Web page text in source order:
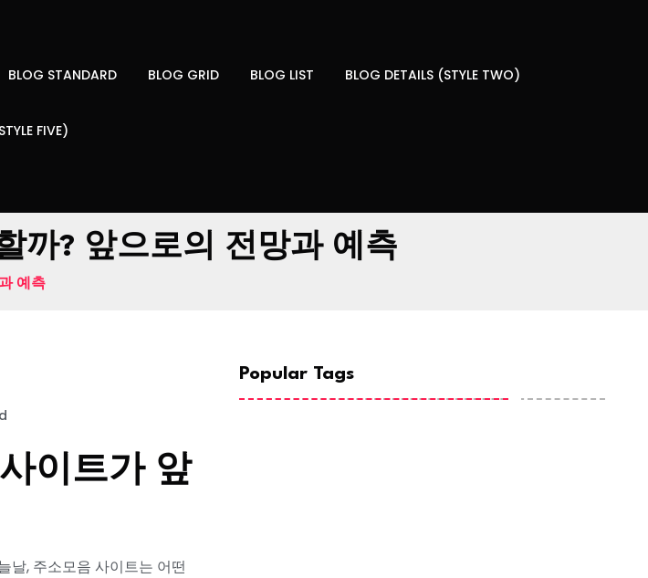
BLOG STANDARD BLOG GRID BLOG LIST BLOG DETAILS (STYLE TWO)
FIVE)
까? 앞으로의 전망과 예측
예측
이트가 앞
날, 주소모음 사이트는 어떤
Popular Tags